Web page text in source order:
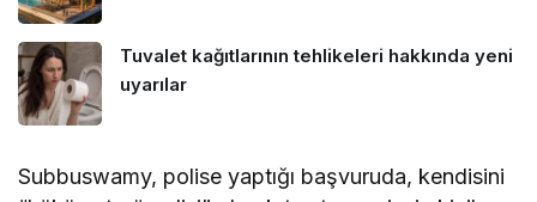
Tuvalet kağıtlarının tehlikeleri hakkında yeni
uyarılar
Subbuswamy, polise yaptığı başvuruda, kendisini